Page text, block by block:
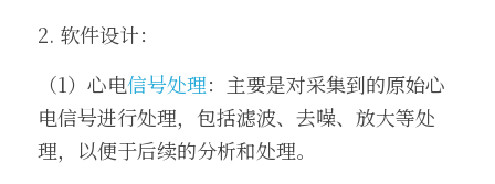
2. 软件设计：
（1）心电信号处理：主要是对采集到的原始心
电信号进行处理，包括滤波、去噪、放大等处
理，以便于后续的分析和处理。